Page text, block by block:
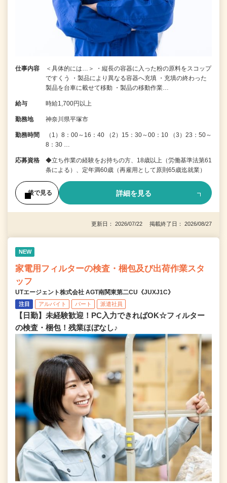
仕事内容
＜具体的には…＞ ・縦長の容器に入った粉の原料をスコップ
ですくう ・製品により異なる容器へ充填 ・充填の終わった
製品を台車に載せて移動 ・製品の移動作業…
給与 時給1,700円以上
勤務地 神奈川県平塚市
勤務時間
（1）8：00～16：40 （2）15：30～00：10 （3）23：50～
8：30 …
応募資格
◆立ち作業の経験をお持ちの方、18歳以上（労働基準法第61
条による）、定年満60歳（再雇用として原則65歳迄就業）
後で見る 詳細を見る
更新日： 2026/07/22 掲載終了日： 2026/08/27
NEW
家電用フィルターの検査・梱包及び出荷作業スタ
ッフ
UTエージェント株式会社 AGT南関東第二CU《JUXJ1C》
注目 アルバイト パート 派遣社員
【日勤】未経験歓迎！PC入力できればOK☆フィルター
の検査・梱包！残業ほぼなし♪